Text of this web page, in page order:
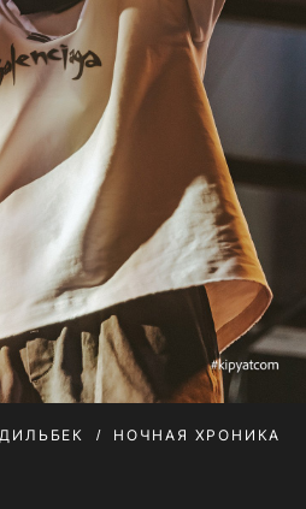
НОЧНАЯ ХРОНИКА